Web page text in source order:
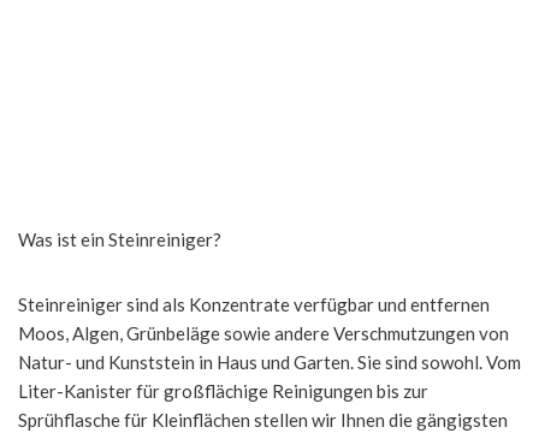
Was ist ein Steinreiniger?
Steinreiniger sind als Konzentrate verfügbar und entfernen
Moos, Algen, Grünbeläge sowie andere Verschmutzungen von
Natur- und Kunststein in Haus und Garten. Sie sind sowohl. Vom
Liter-Kanister für großflächige Reinigungen bis zur
Sprühflasche für Kleinflächen stellen wir Ihnen die gängigsten